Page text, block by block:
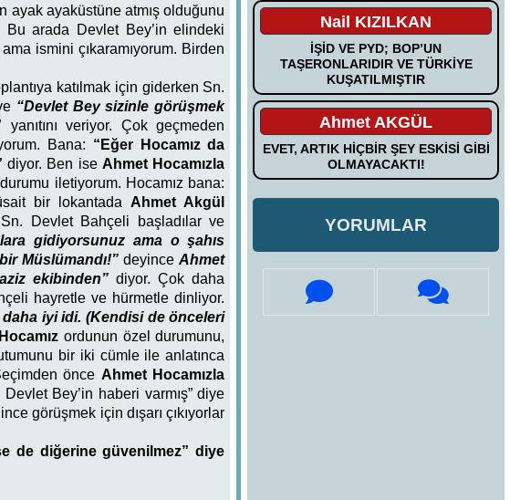
ayak ayaküstüne atmış olduğunu
Bu arada Devlet Bey’in elindeki
ismini çıkaramıyorum. Birden
katılmak için giderken Sn.
“Devlet Bey sizinle görüşmek
yanıtını veriyor. Çok geçmeden
Bana: “Eğer Hocamız da
diyor. Ben ise Ahmet Hocamızla
iletiyorum. Hocamız bana:
bir lokantadaAhmet Akgül
Devlet Bahçeli başladılar ve
gidiyorsunuz ama o şahıs
Müslümandı!”deyinceAhmet
ekibinden”diyor. Çok daha
hayretle ve hürmetle dinliyor.
iyi idi. (Kendisi de önceleri
ordunun özel durumunu,
bir iki cümle ile anlatınca
önce Ahmet Hocamızla
Bey’in haberi varmış” diye
görüşmek için dışarı çıkıyorlar
de diğerine güvenilmez” diye
Nail KIZILKAN
İŞİD VE PYD; BOP’UN
TAŞERONLARIDIR VE TÜRKİYE
KUŞATILMIŞTIR
Ahmet AKGÜL
EVET, ARTIK HİÇBİR ŞEY ESKİSİ GİBİ
OLMAYACAKTI!
YORUMLAR